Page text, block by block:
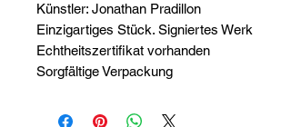
Künstler: Jonathan Pradillon
Einzigartiges Stück. Signiertes Werk
Echtheitszertifikat vorhanden
Sorgfältige Verpackung